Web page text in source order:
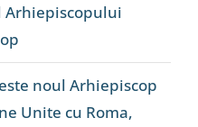
Arhiepiscopului
noul Arhiepiscop
Unite cu Roma,